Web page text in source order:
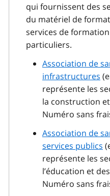
qui fournissent des
du matériel de
services de
particuliers.
Association de
infrastructures
représente les
la construction
Numéro sans
Association de
services publics
représente les
l’éducation et
Numéro sans